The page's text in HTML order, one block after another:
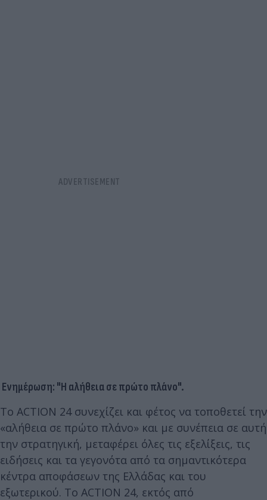
Ενημέρωση: "Η αλήθεια σε πρώτο πλάνο".
Το ACTION 24 συνεχίζει και φέτος να τοποθετεί την
«αλήθεια σε πρώτο πλάνο» και με συνέπεια σε αυτή
την στρατηγική, μεταφέρει όλες τις εξελίξεις, τις
ειδήσεις και τα γεγονότα από τα σημαντικότερα
κέντρα αποφάσεων της Ελλάδας και του
εξωτερικού. Το ACTION 24, εκτός από